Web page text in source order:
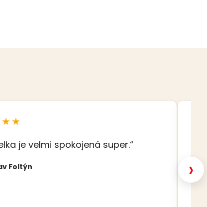
je velmi spokojená super.“
Foltýn ›